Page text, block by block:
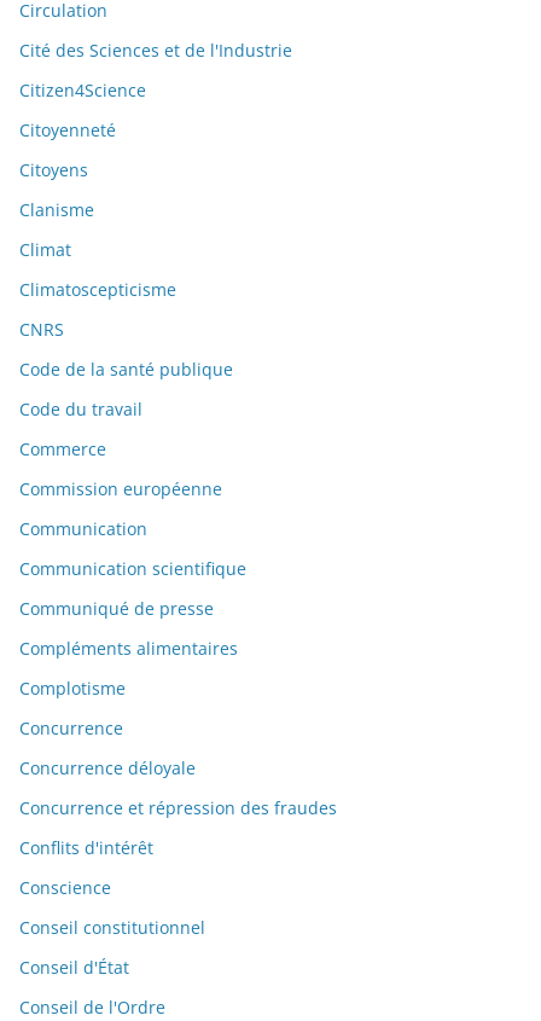
Circulation
Cité des Sciences et de l'Industrie
Citizen4Science
Citoyenneté
Citoyens
Clanisme
Climat
Climatoscepticisme
CNRS
Code de la santé publique
Code du travail
Commerce
Commission européenne
Communication
Communication scientifique
Communiqué de presse
Compléments alimentaires
Complotisme
Concurrence
Concurrence déloyale
Concurrence et répression des fraudes
Conflits d'intérêt
Conscience
Conseil constitutionnel
Conseil d'État
Conseil de l'Ordre